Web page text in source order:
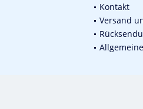
Kontakt
Versand